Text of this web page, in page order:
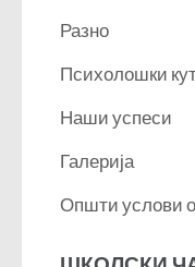
Разно
Психолошки
Наши успеси
Галерија
Општи услови